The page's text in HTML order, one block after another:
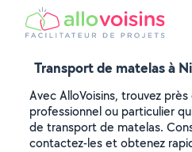
Transport de matelas à
Avec AlloVoisins, trouvez
professionnel ou particulier
de transport de matelas.
contactez-les et obtenez